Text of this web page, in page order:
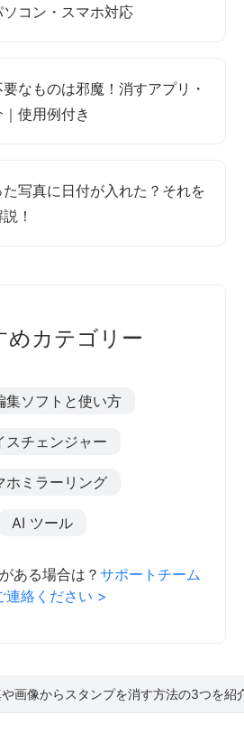
コン・スマホ対応
なものは邪魔！消すアプリ・
使用例付き
た写真に日付が入れた？それを
！
めカテゴリー
集ソフトと使い方
スチェンジャー
ホミラーリング
AI ツール
ある場合は？ サポートチーム
連絡ください >
や画像からスタンプを消す方法の3つを紹